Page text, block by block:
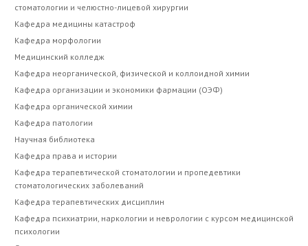
стоматологии и челюстно-лицевой хирургии
Кафедра медицины катастроф
Кафедра морфологии
Медицинский колледж
Кафедра неорганической, физической и коллоидной химии
Кафедра организации и экономики фармации (ОЭФ)
Кафедра органической химии
Кафедра патологии
Научная библиотека
Кафедра права и истории
Кафедра терапевтической стоматологии и пропедевтики
стоматологических заболеваний
Кафедра терапевтических дисциплин
Кафедра психиатрии, наркологии и неврологии с курсом медицинской
психологии